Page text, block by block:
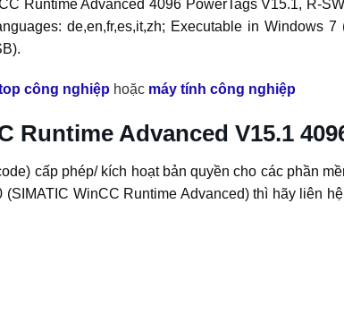
Runtime Advanced 4096 PowerTags V15.1, R-
de,en,fr,es,it,zh; Executable in Windows
công nghiệp hoặc máy tính công nghiệp
Runtime Advanced V15.1
cấp phép/ kích hoạt bản quyền cho các phần
WinCC Runtime Advanced) thì hãy liên